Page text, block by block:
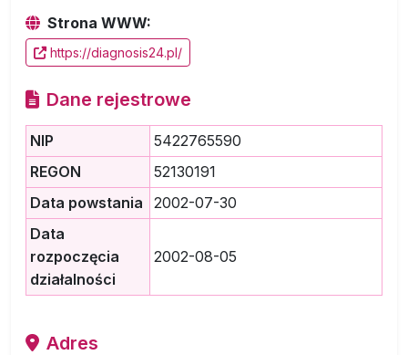
Strona WWW:
https://diagnosis24.pl/
Dane rejestrowe
NIP
5422765590
REGON
52130191
Data powstania
2002-07-30
Data
rozpoczęcia
działalności
2002-08-05
Adres